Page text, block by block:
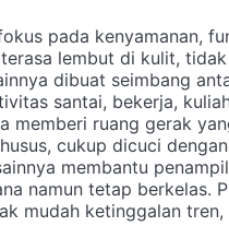
pada kenyamanan,
lembut di kulit,
dibuat seimbang
santai, bekerja,
ruang gerak
cukup dicuci
membantu
namun tetap berkelas.
mudah ketinggalan